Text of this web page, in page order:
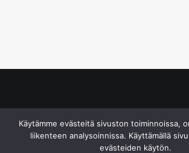
Käytämme evästeitä sivuston toiminnoissa,
liikenteen analysoinnissa. Käyttämällä
evästeiden käytön.